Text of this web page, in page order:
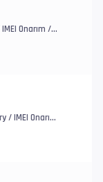
Onarım /
/ IMEI Onarım